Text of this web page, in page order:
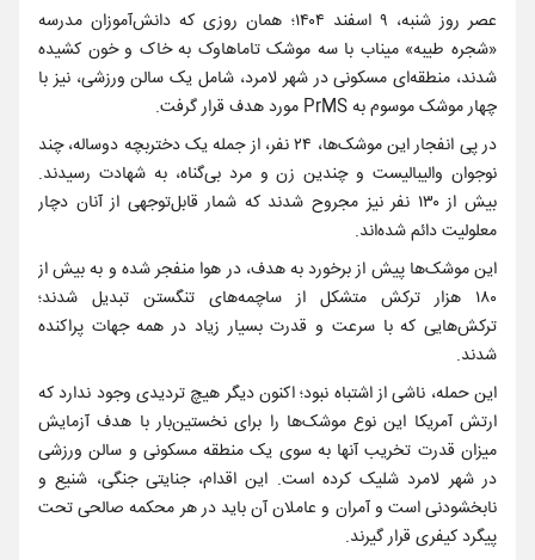
عصر روز شنبه، ۹ اسفند ۱۴۰۴؛ همان روزی که دانش‌آموزان مدرسه
«شجره طیبه» میناب با سه موشک تاماهاوک به خاک و خون کشیده
شدند، منطقه‌ای مسکونی در شهر لامرد، شامل یک سالن ورزشی، نیز با
چهار موشک موسوم به PrMS مورد هدف قرار گرفت.
در پی انفجار این موشک‌ها، ۲۴ نفر، از جمله یک دختربچه دوساله، چند
نوجوان والیبالیست و چندین زن و مرد بی‌گناه، به شهادت رسیدند.
بیش از ۱۳۰ نفر نیز مجروح شدند که شمار قابل‌توجهی از آنان دچار
معلولیت دائم شده‌اند.
این موشک‌ها پیش از برخورد به هدف، در هوا منفجر شده و به بیش از
۱۸۰ هزار ترکش متشکل از ساچمه‌های تنگستن تبدیل شدند؛
ترکش‌هایی که با سرعت و قدرت بسیار زیاد در همه جهات پراکنده
شدند.
این حمله، ناشی از اشتباه نبود؛ اکنون دیگر هیچ تردیدی وجود ندارد که
ارتش آمریکا این نوع موشک‌ها را برای نخستین‌بار با هدف آزمایش
میزان قدرت تخریب آنها به سوی یک منطقه مسکونی و سالن ورزشی
در شهر لامرد شلیک کرده است. این اقدام، جنایتی جنگی، شنیع و
نابخشودنی است و آمران و عاملان آن باید در هر محکمه صالحی تحت
پیگرد کیفری قرار گیرند.